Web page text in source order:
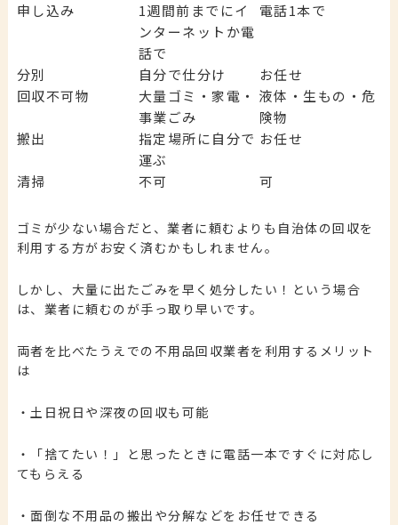
申し込み
1週間前までにイ
ンターネットか電
話で
電話1本で
分別 自分で仕分け
お任せ
回収不可物
大量ゴミ・家電・
事業ごみ
液体・生もの・危
険物
搬出
指定場所に自分で
運ぶ
お任せ
清掃 不可 可
ゴミが少ない場合だと、業者に頼むよりも自治体の回収を
利用する方がお安く済むかもしれません。
しかし、大量に出たごみを早く処分したい！という場合
は、業者に頼むのが手っ取り早いです。
両者を比べたうえでの不用品回収業者を利用するメリット
は
・土日祝日や深夜の回収も可能
・「捨てたい！」と思ったときに電話一本ですぐに対応し
てもらえる
・面倒な不用品の搬出や分解などをお任せできる